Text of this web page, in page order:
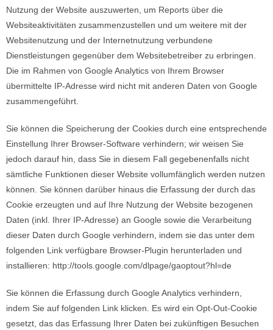
Nutzung der Website auszuwerten, um Reports über die
Websiteaktivitäten zusammenzustellen und um weitere mit der
Websitenutzung und der Internetnutzung verbundene
Dienstleistungen gegenüber dem Websitebetreiber zu erbringen.
Die im Rahmen von Google Analytics von Ihrem Browser
übermittelte IP-Adresse wird nicht mit anderen Daten von Google
zusammengeführt.
Sie können die Speicherung der Cookies durch eine entsprechende
Einstellung Ihrer Browser-Software verhindern; wir weisen Sie
jedoch darauf hin, dass Sie in diesem Fall gegebenenfalls nicht
sämtliche Funktionen dieser Website vollumfänglich werden nutzen
können. Sie können darüber hinaus die Erfassung der durch das
Cookie erzeugten und auf Ihre Nutzung der Website bezogenen
Daten (inkl. Ihrer IP-Adresse) an Google sowie die Verarbeitung
dieser Daten durch Google verhindern, indem sie das unter dem
folgenden Link verfügbare Browser-Plugin herunterladen und
installieren: http://tools.google.com/dlpage/gaoptout?hl=de
Sie können die Erfassung durch Google Analytics verhindern,
indem Sie auf folgenden Link klicken. Es wird ein Opt-Out-Cookie
gesetzt, das das Erfassung Ihrer Daten bei zukünftigen Besuchen